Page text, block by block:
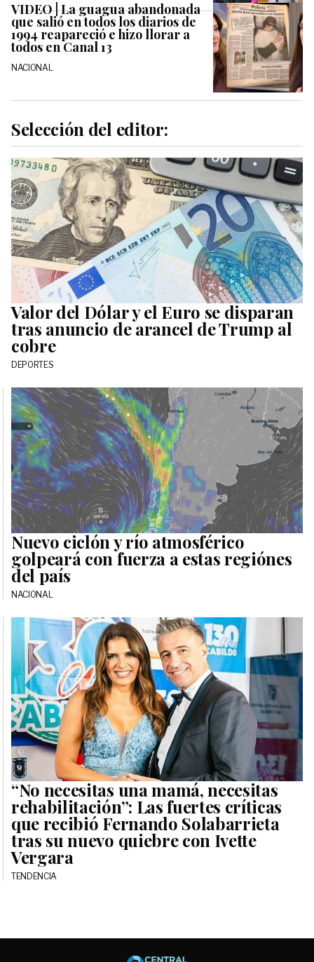
VIDEO | La guagua abandonada
que salió en todos los diarios de
1994 reapareció e hizo llorar a
todos en Canal 13
NACIONAL
Selección del editor:
Valor del Dólar y el Euro se disparan
tras anuncio de arancel de Trump al
cobre
DEPORTES
Nuevo ciclón y río atmosférico
golpeará con fuerza a estas regiónes
del país
NACIONAL
“No necesitas una mamá, necesitas
rehabilitación”: Las fuertes críticas
que recibió Fernando Solabarrieta
tras su nuevo quiebre con Ivette
Vergara
TENDENCIA